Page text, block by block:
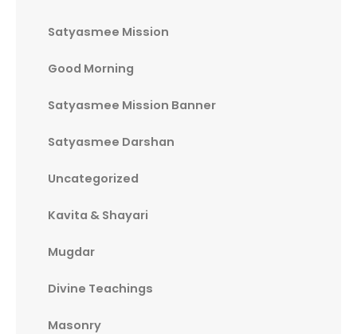
Satyasmee Mission
Good Morning
Satyasmee Mission Banner
Satyasmee Darshan
Uncategorized
Kavita & Shayari
Mugdar
Divine Teachings
Masonry